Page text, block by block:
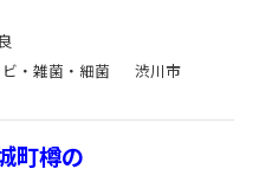
・雑菌・細菌
渋川市
町樽の